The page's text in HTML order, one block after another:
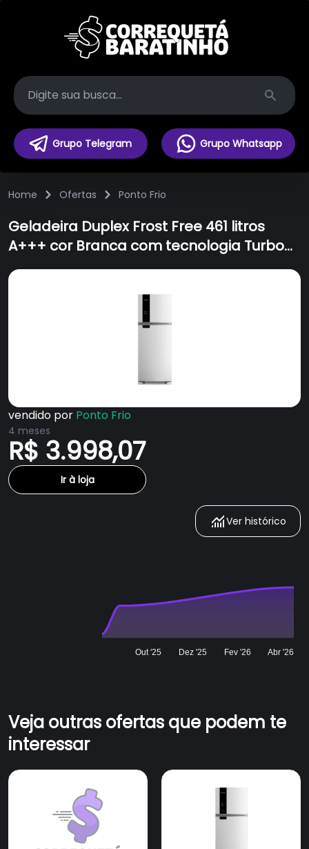
Search
Grupo Telegram Grupo Whatsapp
Home Ofertas Ponto Frio
Geladeira Duplex Frost Free 461 litros
A+++ cor Branca com tecnologia Turbo
Control e Fresh Box - BRM56FB - 220V
vendido por Ponto Frio
4 meses
R$ 3.998,07
Ir à loja
Ver histórico
Out '25 Dez '25 Fev '26 Abr '26
Veja outras ofertas que podem te
interessar